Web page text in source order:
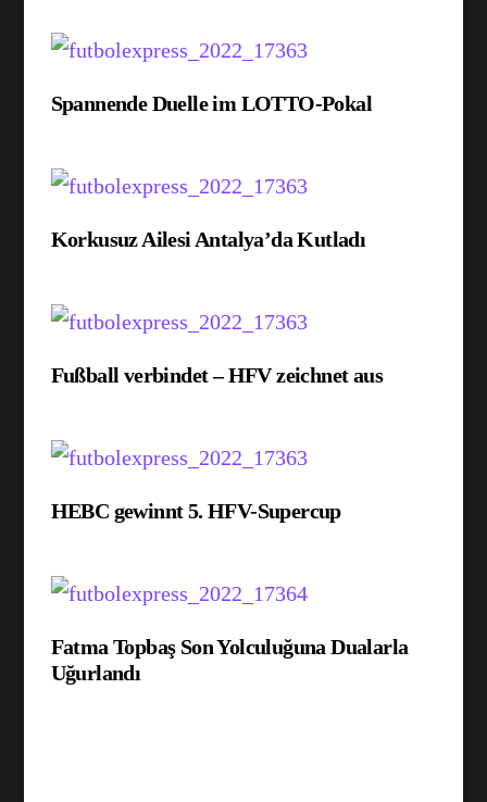
Spannende Duelle im LOTTO-Pokal
Korkusuz Ailesi Antalya’da Kutladı
Fußball verbindet – HFV zeichnet aus
HEBC gewinnt 5. HFV-Supercup
Fatma Topbaş Son Yolculuğuna Dualarla
Uğurlandı